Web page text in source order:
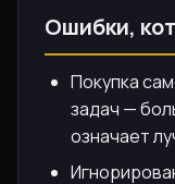
Ошибки,
Покупка
задач —
означает